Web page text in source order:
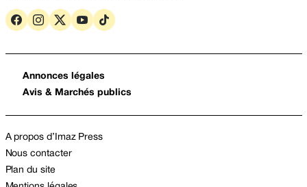
Annonces légales
Avis & Marchés publics
A propos d’Imaz Press
Nous contacter
Plan du site